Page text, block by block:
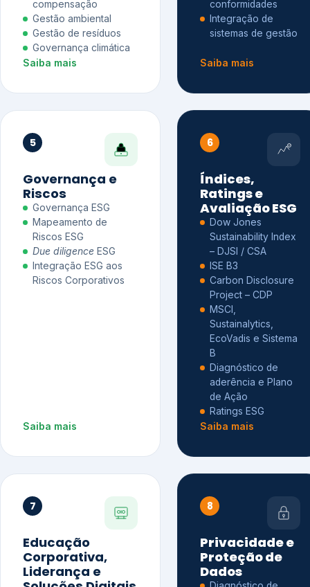
compensação
Gestão ambiental
Gestão de resíduos
Governança climática
Saiba mais
conformidades
Integração de
sistemas de gestão
Saiba mais
5
Governança e
Riscos
Governança ESG
Mapeamento de
Riscos ESG
Due diligence ESG
Integração ESG aos
Riscos Corporativos
Saiba mais
6
Índices,
Ratings e
Avaliação ESG
Dow Jones
Sustainability Index
– DJSI / CSA
ISE B3
Carbon Disclosure
Project – CDP
MSCI,
Sustainalytics,
EcoVadis e Sistema
B
Diagnóstico de
aderência e Plano
de Ação
Ratings ESG
Saiba mais
7
Educação
Corporativa,
Liderança e
8
Privacidade e
Proteção de
Dados